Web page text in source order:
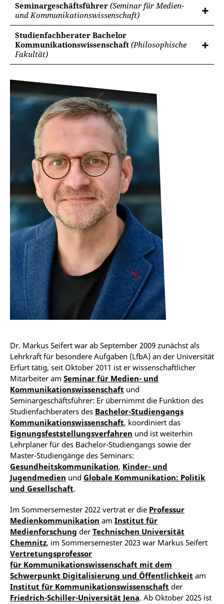
Seminargeschäftsführer (Seminar für Medien-
und Kommunikationswissenschaft)
Studienfachberater Bachelor
Kommunikationswissenschaft (Philosophische
Fakultät)
Dr. Markus Seifert war ab September 2009 zunächst als
Lehrkraft für besondere Aufgaben (LfbA) an der Universität
Erfurt tätig, seit Oktober 2011 ist er wissenschaftlicher
Mitarbeiter am Seminar für Medien- und
Kommunikationswissenschaft und
Seminargeschäftsführer: Er übernimmt die Funktion des
Studienfachberaters des Bachelor-Studiengangs
Kommunikationswissenschaft, koordiniert das
Eignungsfeststellungsverfahren und ist weiterhin
Lehrplaner für des Bachelor-Studiengangs sowie der
Master-Studiengänge des Seminars:
Gesundheitskommunikation, Kinder- und
Jugendmedien und Globale Kommunikation: Politik
und Gesellschaft.
Im Sommersemester 2022 vertrat er die Professur
Medienkommunikation am Institut für
Medienforschung der Technischen Universität
Chemnitz, im Sommersemester 2023 war Markus Seifert
Vertretungsprofessor
für Kommunikationswissenschaft mit dem
Schwerpunkt Digitalisierung und Öffentlichkeit am
Institut für Kommunikationswissenschaft der
Friedrich-Schiller-Universität Jena. Ab Oktober 2025 ist